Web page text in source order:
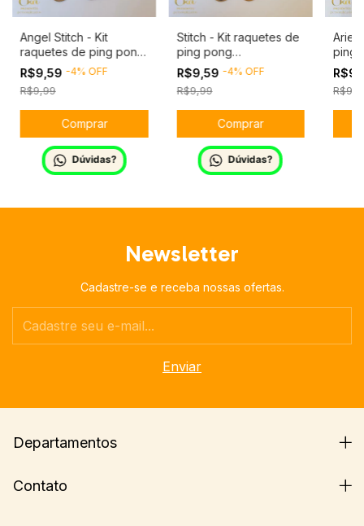
Angel Stitch - Kit
raquetes de ping pong
personalizado.
R$9,59 -4% OFF
R$9,99
Dúvidas?
Stitch - Kit raquetes de
ping pong
personalizado
R$9,59 -4% OFF
R$9,99
Dúvidas?
Ariel
ping
Newsletter
Cadastre-se e receba nossas ofertas.
Departamentos
Contato